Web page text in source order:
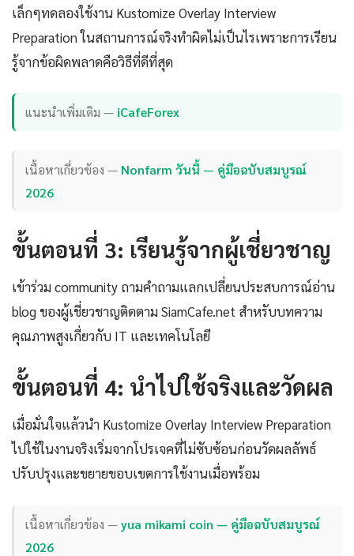
เล็กๆทดลองใช้งาน Kustomize Overlay Interview
Preparation ในสถานการณ์จริงทำผิดไม่เป็นไรเพราะการเรียน
รู้จากข้อผิดพลาดคือวิธีที่ดีที่สุด
แนะนำเพิ่มเติม — iCafeForex
เนื้อหาเกี่ยวข้อง — Nonfarm วันนี้ — คู่มือฉบับสมบูรณ์
2026
ขั้นตอนที่ 3: เรียนรู้จากผู้เชี่ยวชาญ
เข้าร่วม community ถามคำถามแลกเปลี่ยนประสบการณ์อ่าน
blog ของผู้เชี่ยวชาญติดตาม SiamCafe.net สำหรับบทความ
คุณภาพสูงเกี่ยวกับ IT และเทคโนโลยี
ขั้นตอนที่ 4: นำไปใช้จริงและวัดผล
เมื่อมั่นใจแล้วนำ Kustomize Overlay Interview Preparation
ไปใช้ในงานจริงเริ่มจากโปรเจคที่ไม่ซับซ้อนก่อนวัดผลลัพธ์
ปรับปรุงและขยายขอบเขตการใช้งานเมื่อพร้อม
เนื้อหาเกี่ยวข้อง —yua mikami coin — คู่มือฉบับสมบูรณ์
2026